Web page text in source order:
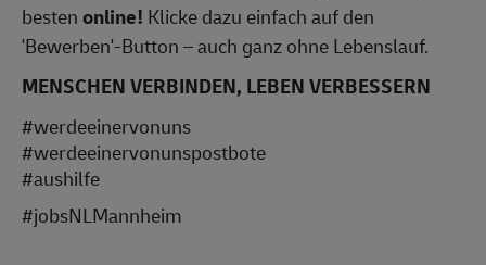
bestenonline! Klicke dazu einfach auf den
'Bewerben'-Button – auch ganz ohne Lebenslauf.
MENSCHEN VERBINDEN, LEBEN VERBESSERN
#werdeeinervonuns
#werdeeinervonunspostbote
#aushilfe
#jobsNLMannheim